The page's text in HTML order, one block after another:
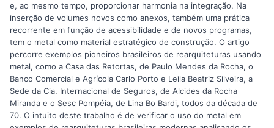
e, ao mesmo tempo, proporcionar harmonia na integração. Na
inserção de volumes novos como anexos, também uma prática
recorrente em função de acessibilidade e de novos programas,
tem o metal como material estratégico de construção. O artigo
percorre exemplos pioneiros brasileiros de rearquiteturas usando
metal, como a Casa das Retortas, de Paulo Mendes da Rocha, o
Banco Comercial e Agrícola Carlo Porto e Leila Beatriz Silveira, a
Sede da Cia. Internacional de Seguros, de Alcides da Rocha
Miranda e o Sesc Pompéia, de Lina Bo Bardi, todos da década de
70. O intuito deste trabalho é de verificar o uso do metal em